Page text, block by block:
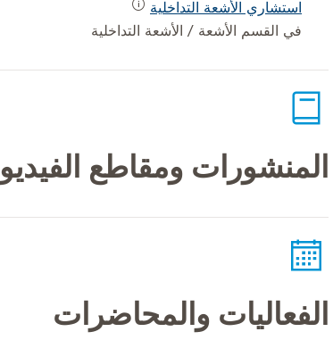
استشاري الأشعة التداخلية
في القسم الأشعة / الأشعة التداخلية
المنشورات ومقاطع الفيديو
الفعاليات والمحاضرات